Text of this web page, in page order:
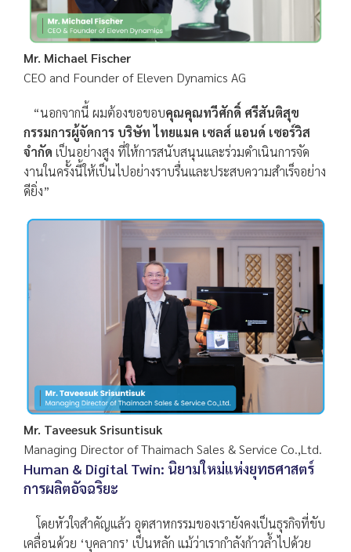
Mr. Michael Fischer
CEO and Founder of Eleven Dynamics AG
“นอกจากนี้ ผมต้องขอขอบคุณคุณทวีศักดิ์ ศรีสันติสุข
กรรมการผู้จัดการ บริษัท ไทยแมค เซลส์ แอนด์ เซอร์วิส
จำกัด เป็นอย่างสูง ที่ให้การสนับสนุนและร่วมดำเนินการจัด
งานในครั้งนี้ให้เป็นไปอย่างราบรื่นและประสบความสำเร็จอย่าง
ดียิ่ง”
Mr. Taveesuk Srisuntisuk
Managing Director of Thaimach Sales & Service Co.,Ltd.
Human & Digital Twin: นิยามใหม่แห่งยุทธศาสตร์
การผลิตอัจฉริยะ
โดยหัวใจสำคัญแล้ว อุตสาหกรรมของเรายังคงเป็นธุรกิจที่ขับ
เคลื่อนด้วย ‘บุคลากร’ เป็นหลัก แม้ว่าเรากำลังก้าวล้ำไปด้วย